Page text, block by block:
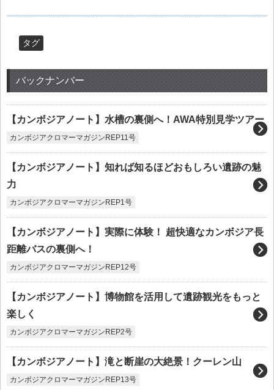
タグ
バックナンバー
【カンボジアノート】水槽の裏側へ！AWA特別見学ツアー
カンボジアクロマーマガジンREP11号
【カンボジアノート】知れば知るほどおもしろい遺跡の魅
力
カンボジアクロマーマガジンREP1号
【カンボジアノート】実際に体験！ 超快適なカンボジア長
距離バスの裏側へ！
カンボジアクロマーマガジンREP12号
【カンボジアノート】博物館を活用して遺跡観光をもっと
楽しく
カンボジアクロマーマガジンREP2号
【カンボジアノート】滝と断崖の大絶景！クーレン山
カンボジアクロマーマガジンREP13号